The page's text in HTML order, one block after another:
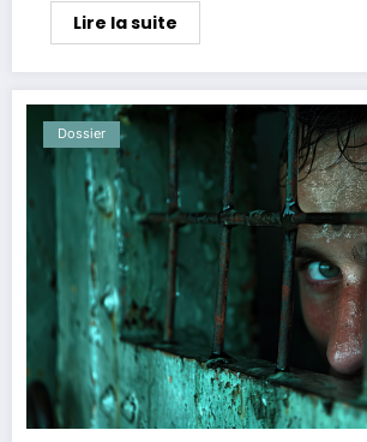
Lire la suite
Dossier